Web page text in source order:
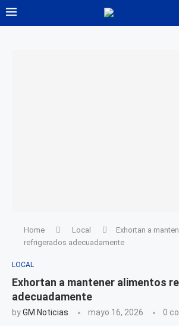
Home Local
Exhortan a
refrigerados adecuadamente
LOCAL
Exhortan a mantener alimentos
adecuadamente
byGM Noticias mayo 16, 2026 0